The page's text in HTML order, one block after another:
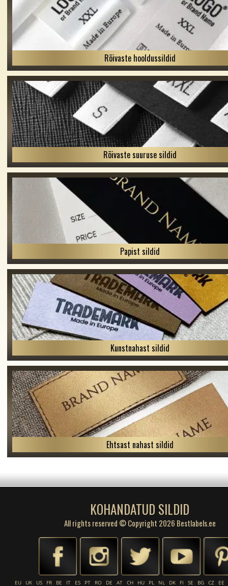
Rõivaste hooldussildid
Rõivaste suuruse sildid
Papist sildid
Kunstnahast sildid
Ehtsast nahast sildid
KOHANDATUD SILDID
All rights reserved © Copyright 2026 Bestlabels.ee
EU UK US FR BE IT ES PT RO DE AT CH HU PL NL DK FI SE BG CZ
EE